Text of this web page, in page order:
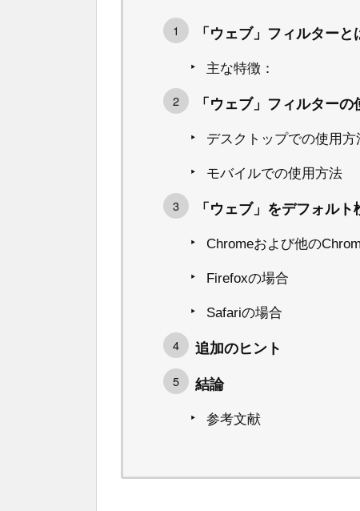
「ウェブ」フィルターと
主な特徴：
「ウェブ」フィルターの
デスクトップでの使用方
モバイルでの使用方法
「ウェブ」をデフォル
Chromeおよび他の
Firefoxの場合
Safariの場合
追加のヒント
結論
参考文献